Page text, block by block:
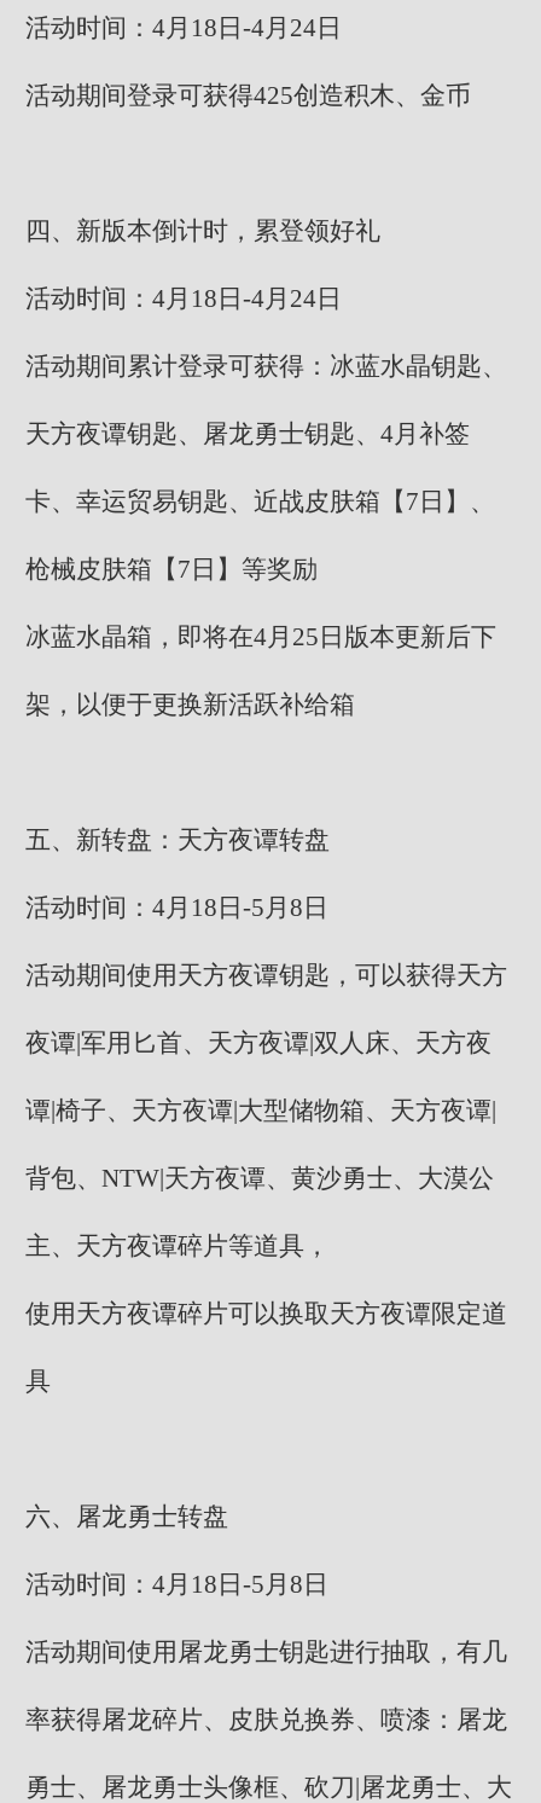
活动时间：4月18日-4月24日
活动期间登录可获得425创造积木、金币
四、新版本倒计时，累登领好礼
活动时间：4月18日-4月24日
活动期间累计登录可获得：冰蓝水晶钥匙、
天方夜谭钥匙、屠龙勇士钥匙、4月补签
卡、幸运贸易钥匙、近战皮肤箱【7日】、
枪械皮肤箱【7日】等奖励
冰蓝水晶箱，即将在4月25日版本更新后下
架，以便于更换新活跃补给箱
五、新转盘：天方夜谭转盘
活动时间：4月18日-5月8日
活动期间使用天方夜谭钥匙，可以获得天方
夜谭|军用匕首、天方夜谭|双人床、天方夜
谭|椅子、天方夜谭|大型储物箱、天方夜谭|
背包、NTW|天方夜谭、黄沙勇士、大漠公
主、天方夜谭碎片等道具，
使用天方夜谭碎片可以换取天方夜谭限定道
具
六、屠龙勇士转盘
活动时间：4月18日-5月8日
活动期间使用屠龙勇士钥匙进行抽取，有几
率获得屠龙碎片、皮肤兑换券、喷漆：屠龙
勇士、屠龙勇士头像框、砍刀|屠龙勇士、大